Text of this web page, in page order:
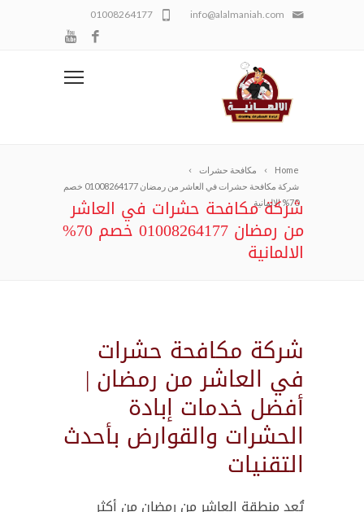
info@alalmaniah.com
01008264177
Home
مكافحة حشرات
شركة مكافحة حشرات في العاشر من رمضان 01008264177 خصم
70% الالمانية
شركة مكافحة حشرات في العاشر
من رمضان 01008264177 خصم 70%
الالمانية
شركة مكافحة حشرات
في العاشر من رمضان |
أفضل خدمات إبادة
الحشرات والقوارض بأحدث
التقنيات
تُعد منطقة العاشر من رمضان من أكثر